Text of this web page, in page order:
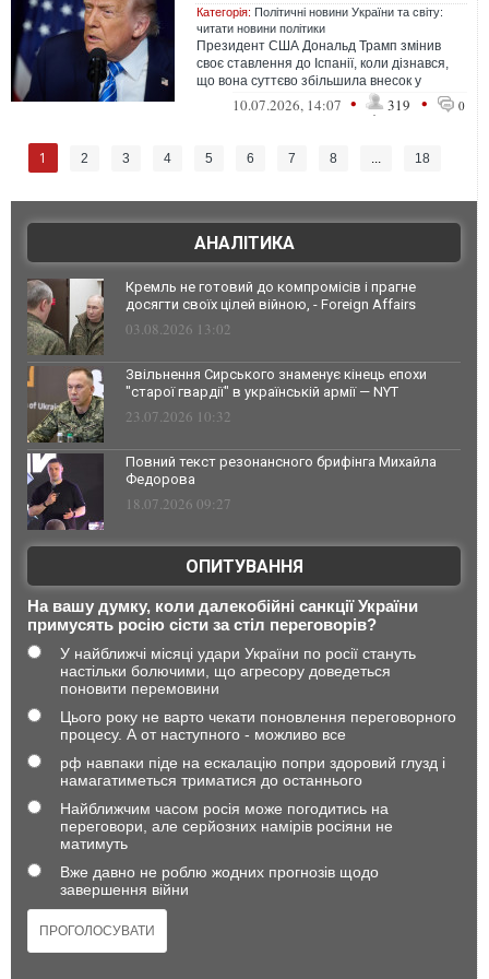
Категорія: Політичні новини України та світу:
читати новини політики
Президент США Дональд Трамп змінив
своє ставлення до Іспанії, коли дізнався,
що вона суттєво збільшила внесок у
діяльність НАТО. Попри це, є й інші пр...
10.07.2026, 14:07 • 319 • 0
1 2 3 4 5 6 7 8 ... 18
АНАЛІТИКА
Кремль не готовий до компромісів і прагне
досягти своїх цілей війною, - Foreign Affairs
03.08.2026 13:02
Звільнення Сирського знаменує кінець епохи
"старої гвардії" в українській армії — NYT
23.07.2026 10:32
Повний текст резонансного брифінга Михайла
Федорова
18.07.2026 09:27
ОПИТУВАННЯ
На вашу думку, коли далекобійні санкції України
примусять росію сісти за стіл переговорів?
У найближчі місяці удари України по росії стануть
настільки болючими, що агресору доведеться
поновити перемовини
Цього року не варто чекати поновлення переговорного
процесу. А от наступного - можливо все
рф навпаки піде на ескалацію попри здоровий глузд і
намагатиметься триматися до останнього
Найближчим часом росія може погодитись на
переговори, але серйозних намірів росіяни не
матимуть
Вже давно не роблю жодних прогнозів щодо
завершення війни